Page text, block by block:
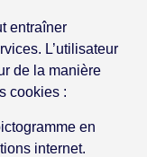
entraîner
L’utilisateur
de la manière
cookies :
en
internet.